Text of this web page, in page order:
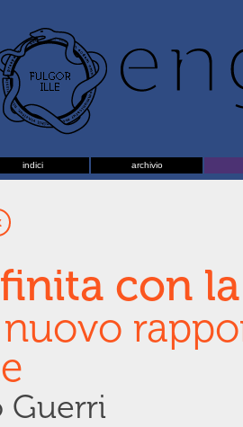
indici archivio
finita con
Guerri